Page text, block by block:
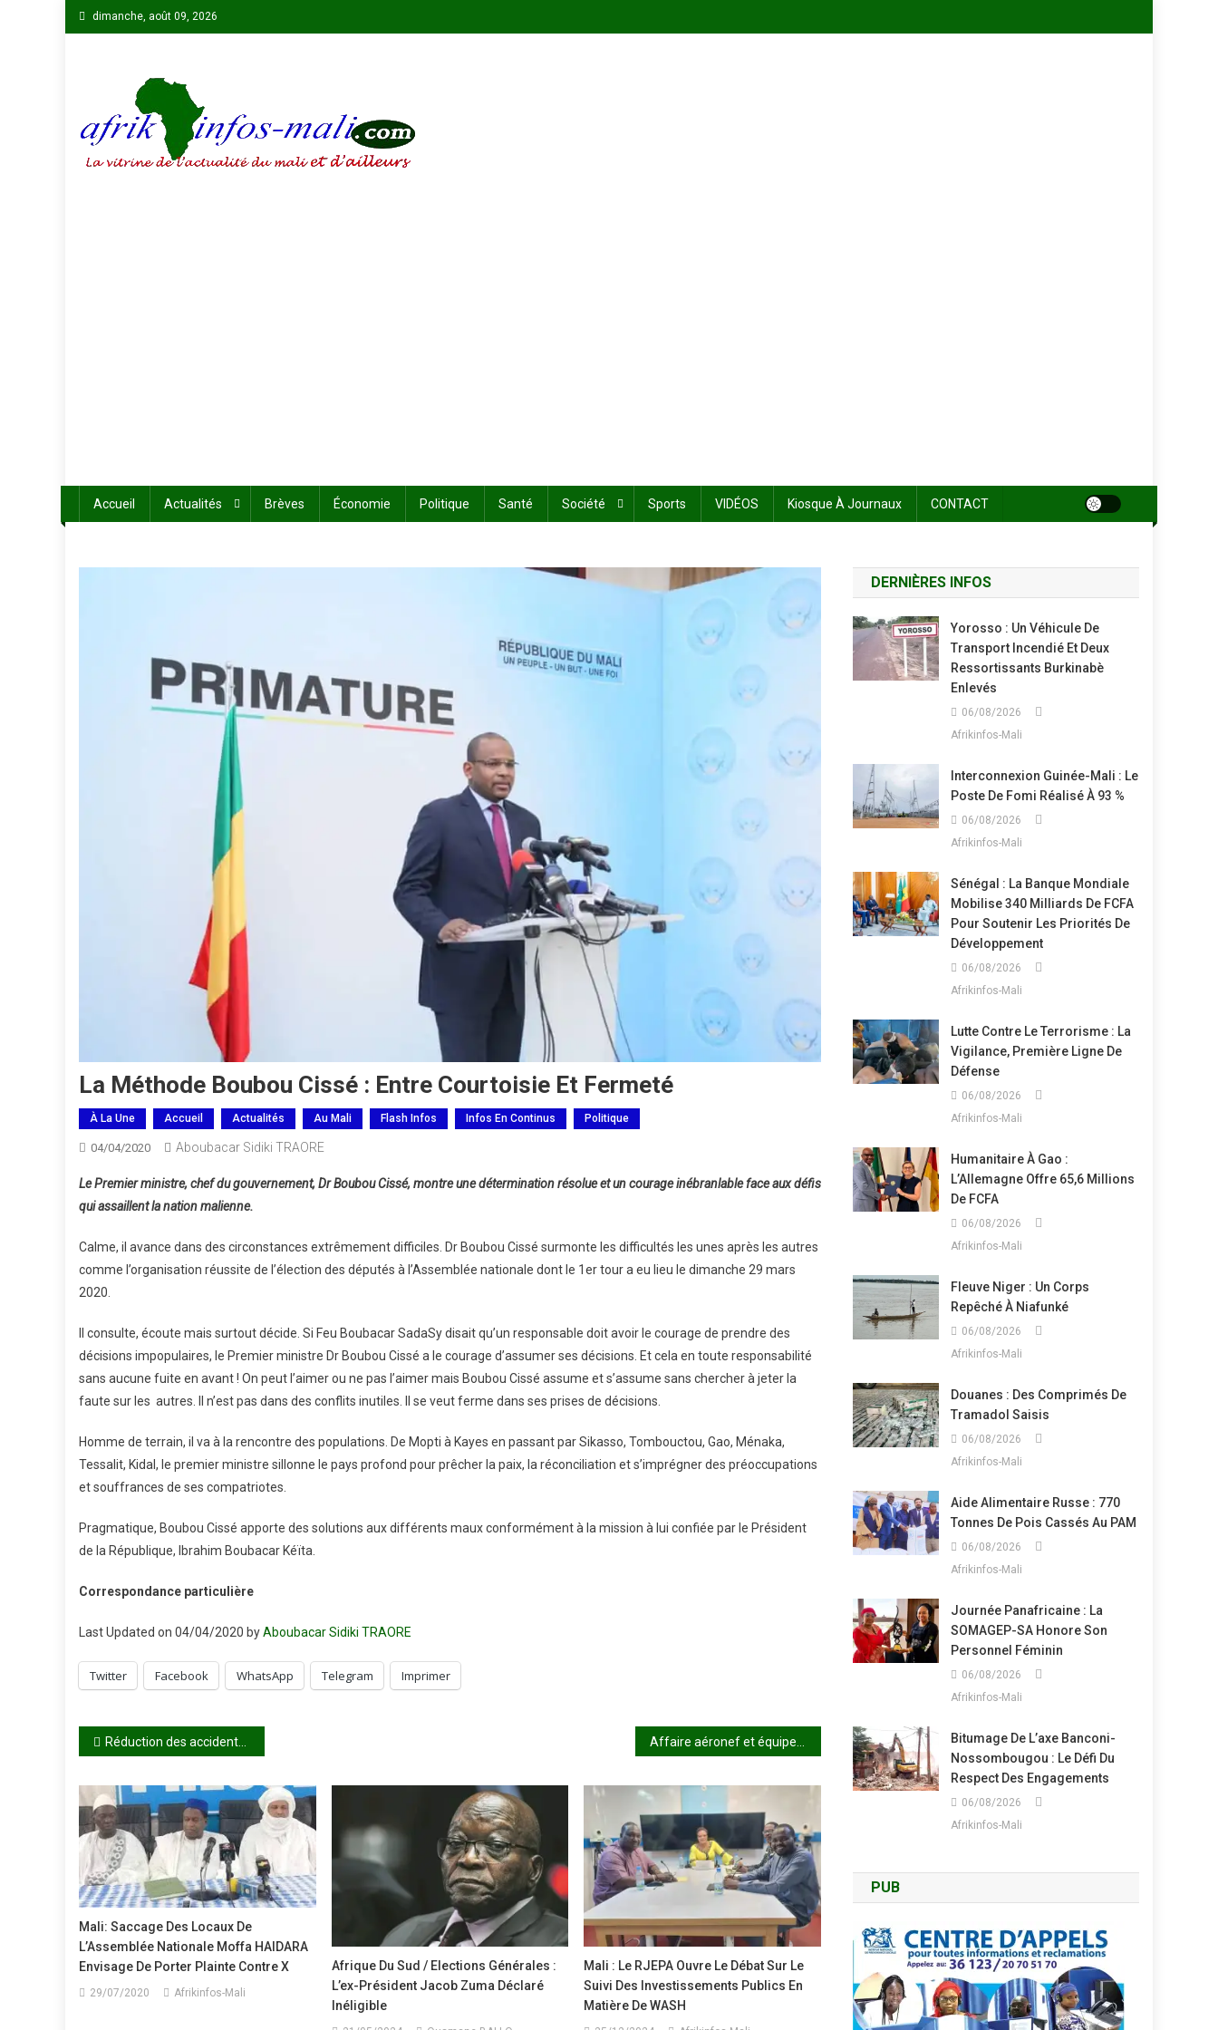
Skip
to
dimanche, août 09, 2026
Accueil Actualités Brèves Économie Politique Santé Société Sports VIDÉOS Kiosque À Journaux CONTACT
La Méthode Boubou Cissé : Entre Courtoisie Et Fermeté
À La Une Accueil Actualités Au Mali Flash Infos Infos En Continus Politique
04/04/2020 Aboubacar Sidiki TRAORE
Le Premier ministre, chef du gouvernement, Dr Boubou Cissé, montre une détermination résolue et un courage inébranlable face aux défis
qui assaillent la nation malienne.
Calme, il avance dans des circonstances extrêmement difficiles. Dr Boubou Cissé surmonte les difficultés les unes après les autres
comme l’organisation réussite de l’élection des députés à l’Assemblée nationale dont le 1er tour a eu lieu le dimanche 29 mars
2020.
Il consulte, écoute mais surtout décide. Si Feu Boubacar SadaSy disait qu’un responsable doit avoir le courage de prendre des
décisions impopulaires, le Premier ministre Dr Boubou Cissé a le courage d’assumer ses décisions. Et cela en toute responsabilité
sans aucune fuite en avant ! On peut l’aimer ou ne pas l’aimer mais Boubou Cissé assume et s’assume sans chercher à jeter la
faute sur les autres. Il n’est pas dans des conflits inutiles. Il se veut ferme dans ses prises de décisions.
Homme de terrain, il va à la rencontre des populations. De Mopti à Kayes en passant par Sikasso, Tombouctou, Gao, Ménaka,
Tessalit, Kidal, le premier ministre sillonne le pays profond pour prêcher la paix, la réconciliation et s’imprégner des préoccupations
et souffrances de ses compatriotes.
Pragmatique, Boubou Cissé apporte des solutions aux différents maux conformément à la mission à lui confiée par le Président
de la République, Ibrahim Boubacar Kéïta.
Correspondance particulière
Last Updated on 04/04/2020 byAboubacar Sidiki TRAORE
Twitter Facebook WhatsApp Telegram Imprimer
Navigation
de
l’article
Réduction des accidents de la route : Mme DiadjiSacko prépare ses recettes !
Mali: Saccage Des Locaux De
L’Assemblée Nationale Moffa HAIDARA
Envisage De Porter Plainte Contre X
29/07/2020 Afrikinfos-Mali
Afrique Du Sud / Elections Générales :
L’ex-Président Jacob Zuma Déclaré
Inéligible
Mali : Le RJEPA Ouvre Le Débat Sur Le
Suivi Des Investissements Publics En
Matière De WASH
DERNIÈRES INFOS
Yorosso : Un Véhicule De
Transport Incendié Et Deux
Ressortissants Burkinabè
Enlevés
06/08/2026
Afrikinfos-Mali
Interconnexion Guinée-Mali : Le
Poste De Fomi Réalisé À 93 %
06/08/2026
Afrikinfos-Mali
Sénégal : La Banque Mondiale
Mobilise 340 Milliards De FCFA
Pour Soutenir Les Priorités De
Développement
06/08/2026
Afrikinfos-Mali
Lutte Contre Le Terrorisme : La
Vigilance, Première Ligne De
Défense
06/08/2026
Afrikinfos-Mali
Humanitaire À Gao :
L’Allemagne Offre 65,6 Millions
De FCFA
06/08/2026
Afrikinfos-Mali
Fleuve Niger : Un Corps
Repêché À Niafunké
06/08/2026
Afrikinfos-Mali
Douanes : Des Comprimés De
Tramadol Saisis
06/08/2026
Afrikinfos-Mali
Aide Alimentaire Russe : 770
Tonnes De Pois Cassés Au PAM
06/08/2026
Afrikinfos-Mali
Journée Panafricaine : La
SOMAGEP-SA Honore Son
Personnel Féminin
06/08/2026
Afrikinfos-Mali
Bitumage De L’axe Banconi-
Nossombougou : Le Défi Du
Respect Des Engagements
06/08/2026
Afrikinfos-Mali
PUB